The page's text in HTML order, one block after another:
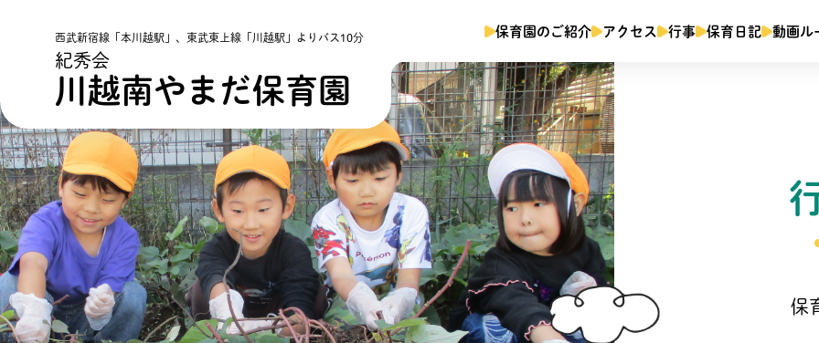
西武新宿線「本川越駅」、東武東上線「川越駅」よりバス10分
紀秀会
川越南やまだ保育園
保育園のご紹介 アクセス 行事 保育日記 動画ル
保